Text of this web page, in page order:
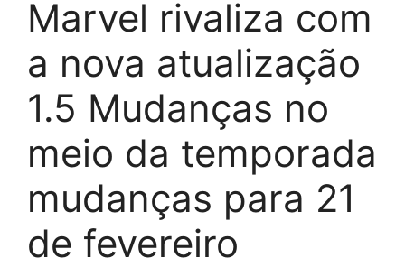
Marvel rivaliza com
a nova atualização
1.5 Mudanças no
meio da temporada
mudanças para 21
de fevereiro